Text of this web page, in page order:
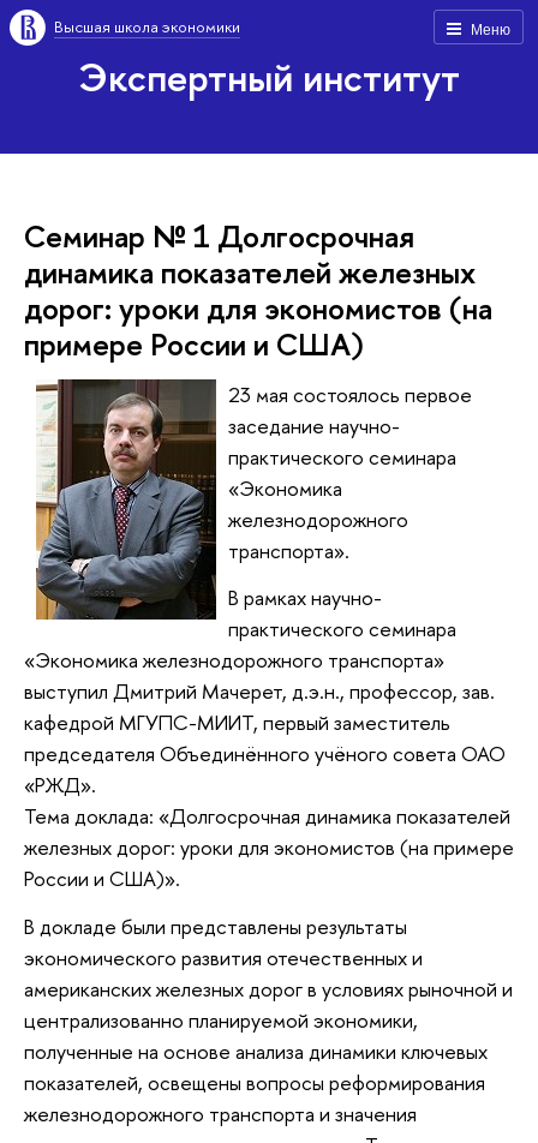
Меню
Высшая школа экономики
Экспертный институт
Семинар № 1 Долгосрочная
динамика показателей железных
дорог: уроки для экономистов (на
примере России и США)
23 мая состоялось первое
заседание научно-
практического семинара
«Экономика
железнодорожного
транспорта».
В рамках научно-
практического семинара
«Экономика железнодорожного транспорта»
выступил Дмитрий Мачерет, д.э.н., профессор, зав.
кафедрой МГУПС-МИИТ, первый заместитель
председателя Объединённого учёного совета ОАО
«РЖД».
Тема доклада: «Долгосрочная динамика показателей
железных дорог: уроки для экономистов (на примере
России и США)».
В докладе были представлены результаты
экономического развития отечественных и
американских железных дорог в условиях рыночной и
централизованно планируемой экономики,
полученные на основе анализа динамики ключевых
показателей, освещены вопросы реформирования
железнодорожного транспорта и значения